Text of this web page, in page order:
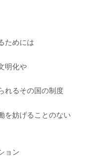
ためには
明化や
れるその国の制度
を妨げることのない
ョン